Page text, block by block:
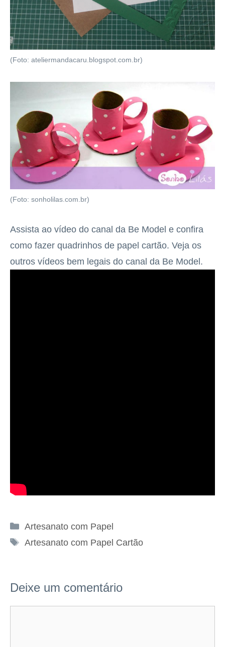
(Foto: ateliermandacaru.blogspot.com.br)
(Foto: sonholilas.com.br)
Assista ao vídeo do canal da Be Model e confira
como fazer quadrinhos de papel cartão. Veja os
outros vídeos bem legais do canal da Be Model.
Categorias
Artesanato com Papel
Tags
Artesanato com Papel Cartão
Deixe um comentário